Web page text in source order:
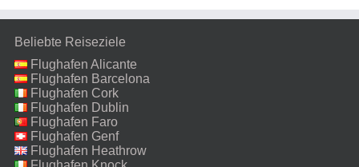
Beliebte Reiseziele
Flughafen Alicante
Flughafen Barcelona
Flughafen Cork
Flughafen Dublin
Flughafen Faro
Flughafen Genf
Flughafen Heathrow